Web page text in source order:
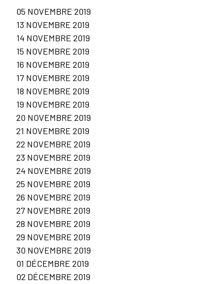
05 NOVEMBRE 2019
13 NOVEMBRE 2019
14 NOVEMBRE 2019
15 NOVEMBRE 2019
16 NOVEMBRE 2019
17 NOVEMBRE 2019
18 NOVEMBRE 2019
19 NOVEMBRE 2019
20 NOVEMBRE 2019
21 NOVEMBRE 2019
22 NOVEMBRE 2019
23 NOVEMBRE 2019
24 NOVEMBRE 2019
25 NOVEMBRE 2019
26 NOVEMBRE 2019
27 NOVEMBRE 2019
28 NOVEMBRE 2019
29 NOVEMBRE 2019
30 NOVEMBRE 2019
01 DÉCEMBRE 2019
02 DÉCEMBRE 2019